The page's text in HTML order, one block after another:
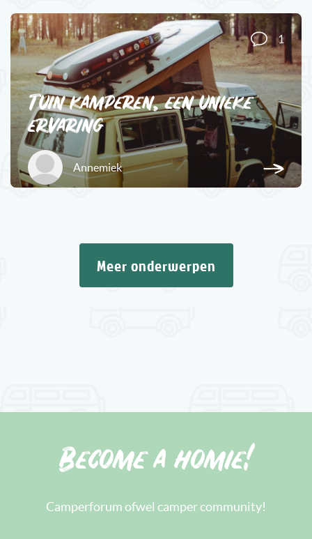
1
Tuin kamperen, een unieke
ervaring
Annemiek
Meer onderwerpen
Become a homie!
Camperforum ofwel camper community!